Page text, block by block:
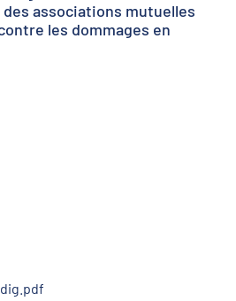
associations mutuelles
les dommages en